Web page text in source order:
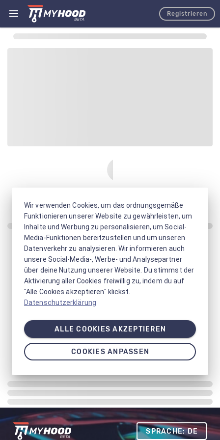
Registrieren
SPRACHE: DE
Wir verwenden Cookies, um das ordnungsgemäße
Funktionieren unserer Website zu gewährleisten, um
Inhalte und Werbung zu personalisieren, um Social-
Media-Funktionen bereitzustellen und um unseren
Datenverkehr zu analysieren. Wir informieren auch
unsere Social-Media-, Werbe- und Analysepartner
über deine Nutzung unserer Website. Du stimmst der
Aktivierung aller Cookies freiwillig zu, indem du auf
"Alle Cookies akzeptieren" klickst.
Datenschutzerklärung
ALLE COOKIES AKZEPTIEREN
COOKIES ANPASSEN